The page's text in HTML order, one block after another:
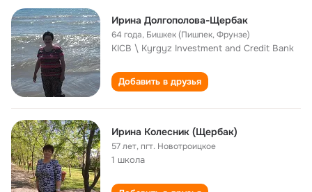
Ирина Долгополова-Щербак
64 года, Бишкек (Пишпек, Фрунзе)
KICB \ Kyrgyz Investment and Credit Bank
Добавить в друзья
Ирина Колесник (Щербак)
57 лет,пгт. Новотроицкое
1 школа